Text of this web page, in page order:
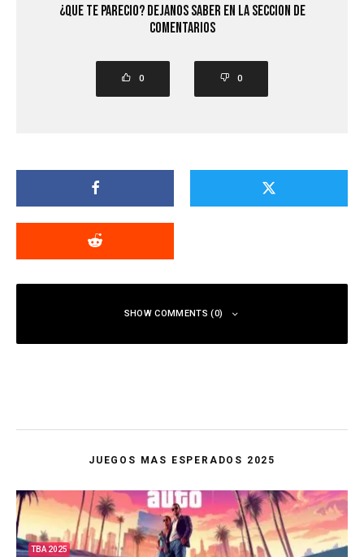
¿Que Te Parecio? Dejanos saber en la seccion de
comentarios
0 0
SHOW COMMENTS (0)
JUEGOS MAS ESPERADOS 2025
TBA 2025